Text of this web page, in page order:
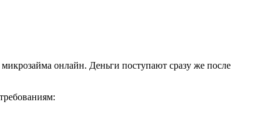
онлайн. Деньги поступают сразу же после